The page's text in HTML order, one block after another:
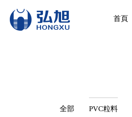
首頁
全部 PVC粒料